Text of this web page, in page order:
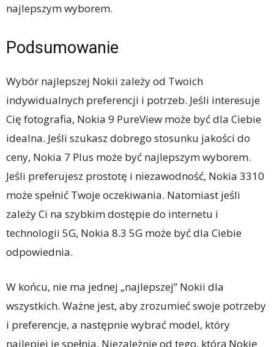
najlepszym wyborem.
Podsumowanie
Wybór najlepszej Nokii zależy od Twoich
indywidualnych preferencji i potrzeb. Jeśli interesuje
Cię fotografia, Nokia 9 PureView może być dla Ciebie
idealna. Jeśli szukasz dobrego stosunku jakości do
ceny, Nokia 7 Plus może być najlepszym wyborem.
Jeśli preferujesz prostotę i niezawodność, Nokia 3310
może spełnić Twoje oczekiwania. Natomiast jeśli
zależy Ci na szybkim dostępie do internetu i
technologii 5G, Nokia 8.3 5G może być dla Ciebie
odpowiednia.
W końcu, nie ma jednej „najlepszej” Nokii dla
wszystkich. Ważne jest, aby zrozumieć swoje potrzeby
i preferencje, a następnie wybrać model, który
najlepiej je spełnia. Niezależnie od tego, którą Nokię